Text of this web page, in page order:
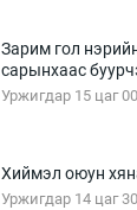
Зарим гол
сарынхаас
Уржигдар 15 цаг
Хиймэл оюун
Уржигдар 14 цаг